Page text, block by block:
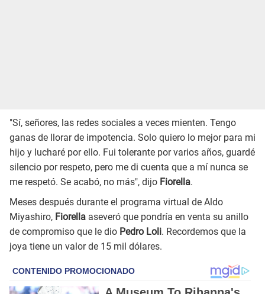
"Sí, señores, las redes sociales a veces mienten. Tengo
ganas de llorar de impotencia. Solo quiero lo mejor para mi
hijo y lucharé por ello. Fui tolerante por varios años, guardé
silencio por respeto, pero me di cuenta que a mí nunca se
me respetó. Se acabó, no más", dijo Fiorella.
Meses después durante el programa virtual de Aldo
Miyashiro, Fiorella aseveró que pondría en venta su anillo
de compromiso que le dio Pedro Loli. Recordemos que la
joya tiene un valor de 15 mil dólares.